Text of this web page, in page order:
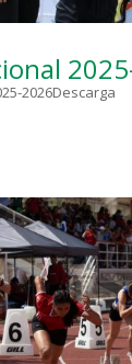
2026Descarga